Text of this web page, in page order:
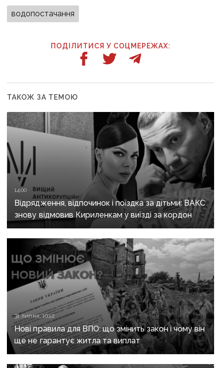
водопостачання
ПОДІЛИТИСЯ У СОЦМЕРЕЖАХ:
ТАКОЖ ЗА ТЕМОЮ
14:00
Відрядження, відпочинок і поїздка за дітьми: ВАКС
знову відмовив Кириленкам у виїзді за кордон
31 липня, 10:12
Нові правила для ВПО: що змінить закон і чому він
ще не гарантує житла та виплат